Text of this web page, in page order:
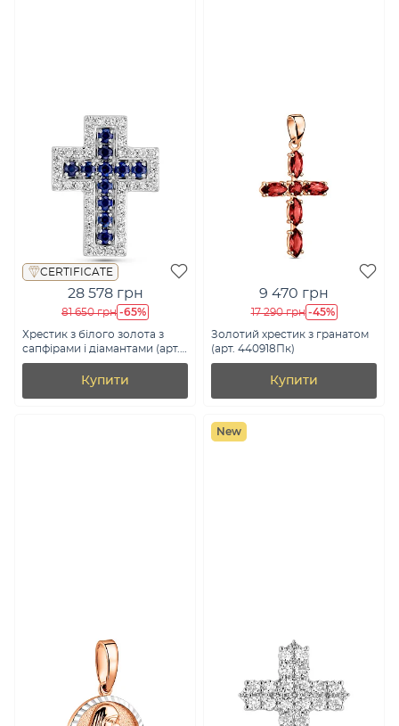
CERTIFICATE
28 578 грн
81 650 грн -65%
Хрестик з білого золота з
сапфірами і діамантами (арт.
П341735030бс)
Купити
9 470 грн
17 290 грн -45%
Золотий хрестик з гранатом
(арт. 440918Пк)
Купити
New